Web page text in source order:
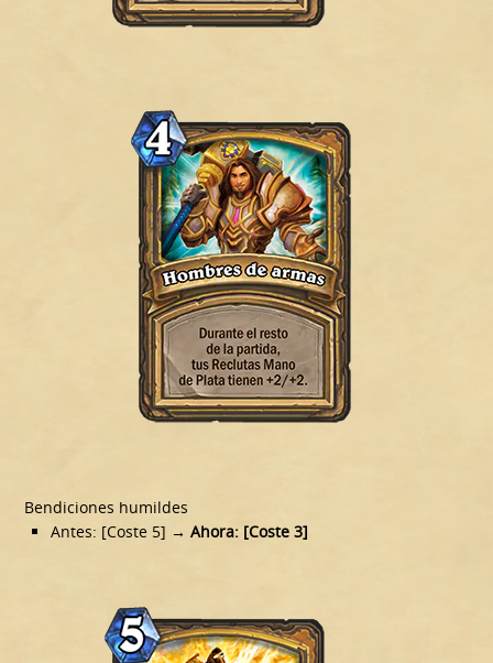
Bendiciones humildes
Antes: [Coste 5] → Ahora: [Coste 3]